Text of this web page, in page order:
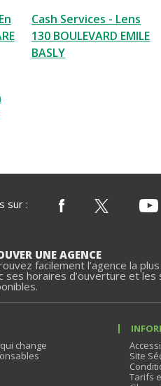
Cash Services - Lens
130 BOULEVARD EMILE
BASLY
sur :
UNE AGENCE
facilement l’agence la
ses horaires d’ouverture et les
change
Site
Tarifs